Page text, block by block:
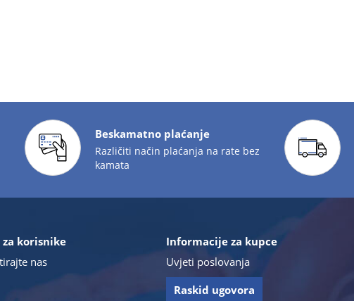
Beskamatno plaćanje
Različiti način plaćanja na rate bez
kamata
za korisnike
nas
Informacije za kupce
Uvjeti poslovanja
Raskid ugovora